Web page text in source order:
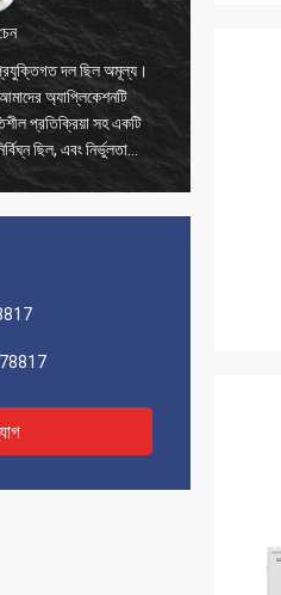
দল ছিল অমূল্য।
অ্যাপ্লিকেশনটি
প্রতিক্রিয়া সহ একটি
ছিল, এবং নির্ভুলতা
বিশেষজ্ঞের পরামর্শ এবং